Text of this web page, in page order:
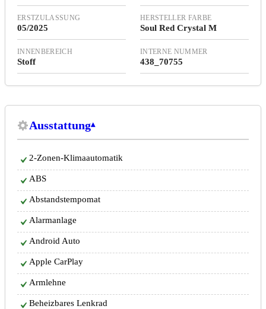
ERSTZULASSUNG
05/2025
HERSTELLER FARBE
Soul Red Crystal M
INNENBEREICH
Stoff
INTERNE NUMMER
438_70755
Ausstattung
2-Zonen-Klimaautomatik
ABS
Abstandstempomat
Alarmanlage
Android Auto
Apple CarPlay
Armlehne
Beheizbares Lenkrad